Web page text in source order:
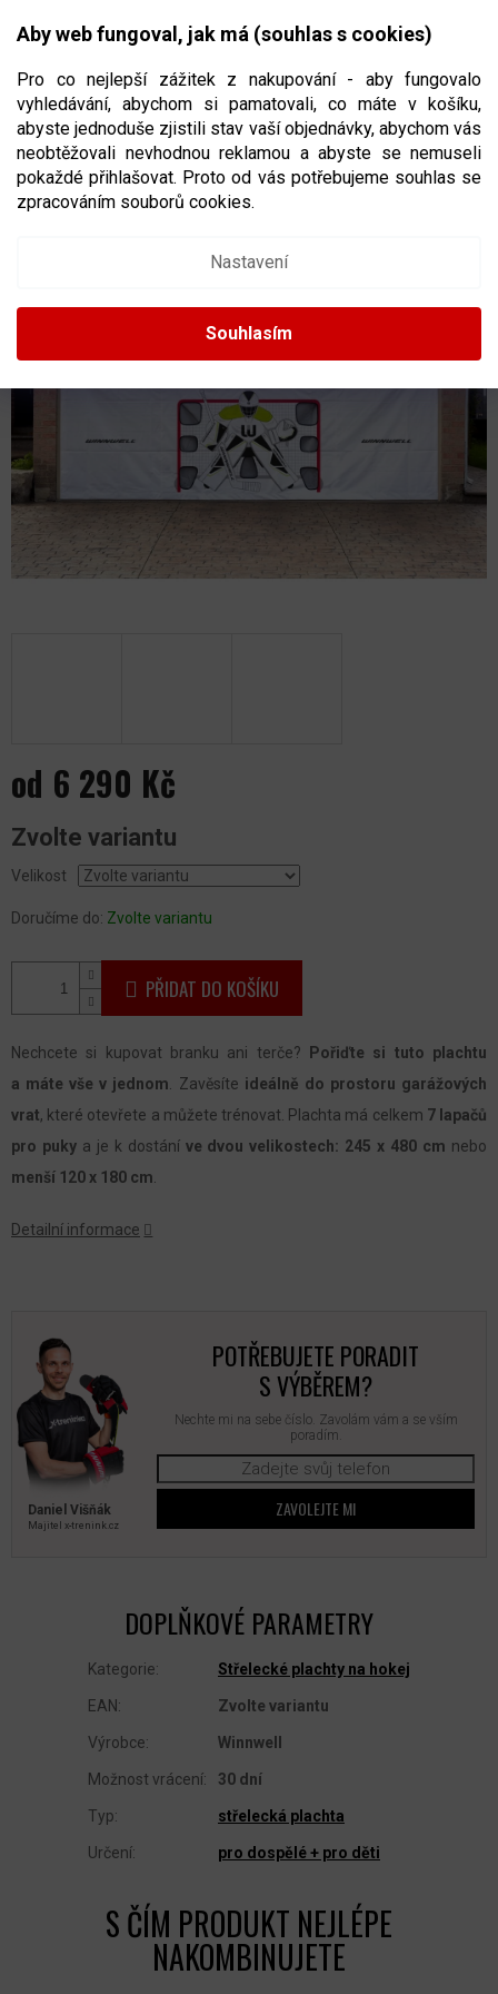
Aby web fungoval, jak má (souhlas s cookies)
Pro co nejlepší zážitek z nakupování - aby fungovalo
vyhledávání, abychom si pamatovali, co máte v košíku,
abyste jednoduše zjistili stav vaší objednávky, abychom vás
neobtěžovali nevhodnou reklamou a abyste se nemuseli
pokaždé přihlašovat. Proto od vás potřebujeme souhlas se
zpracováním souborů cookies.
Nastavení
Souhlasím
CZK
NÁKUPNÍ
STŘELECKÁ PLACHTA WINNWELL HEAVY
DUTY SHOOTING TARP
od 6 290 Kč
cena:
Zvolte variantu
Velikost
Doručíme do: Zvolte variantu
PŘIDAT DO KOŠÍKU
Nechcete si kupovat branku ani terče?
Pořiďte si tuto plachtu
a máte vše v jednom . Zavěsíte ideálně do prostoru garážových
vrat, které otevřete a můžete trénovat. Plachta má celkem 7 lapačů
pro pukya je k dostání ve dvou velikostech: 245 x 480 cm nebo
menší 120 x 180 cm
Detailní informace
Daniel Višňák
Majitel x‑trenink.cz
POTŘEBUJETE PORADIT
S VÝBĚREM?
Nechte mi na sebe číslo. Zavolám vám a se vším
poradím.
ZAVOLEJTE MI
DOPLŇKOVÉ PARAMETRY
Kategorie: Střelecké plachty na hokej
EAN: Zvolte variantu
Výrobce: Winnwell
Možnost vrácení: 30 dní
Typ: střelecká plachta
Určení: pro dospělé + pro děti